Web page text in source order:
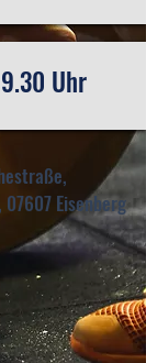
Uhr
Eisenberg